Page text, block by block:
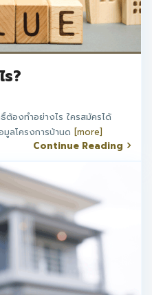
?
องทำอย่างไร ใครสมัครได้
ลโครงการบ้านด [more]
Continue Reading